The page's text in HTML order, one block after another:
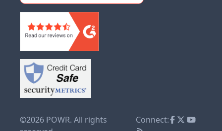
©2026 POWR. All rights
Connect: